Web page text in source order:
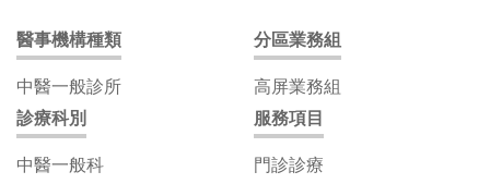
醫事機構種類
中醫一般診所
分區業務組
高屏業務組
診療科別
中醫一般科
服務項目
門診診療